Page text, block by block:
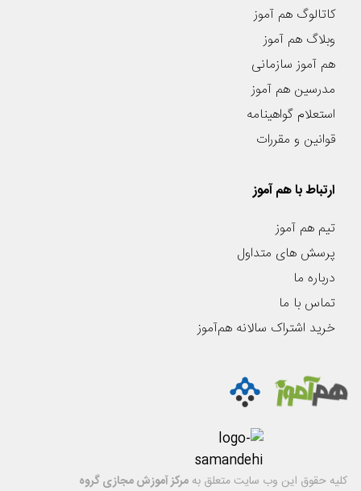
کاتالوگ هم آموز
وبلاگ هم آموز
هم آموز سازمانی
مدرسین هم آموز
استعلام گواهینامه
قوانین و مقررات
ارتباط با هم آموز
تیم هم آموز
پرسش های متداول
درباره ما
تماس با ما
خرید اشتراک سالانه هم‌آموز
کليه حقوق اين وب سایت متعلق به مرکز آموزش مجازی گروه